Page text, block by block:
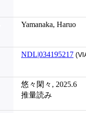
Yamanaka, Haruo
NDL|034195217
悠々閑々, 2025.6
推量読み